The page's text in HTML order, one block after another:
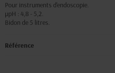
Pour instruments d'endoscopie.
µpH : 4,8 - 5,2.
Bidon de 5 litres.
Référence